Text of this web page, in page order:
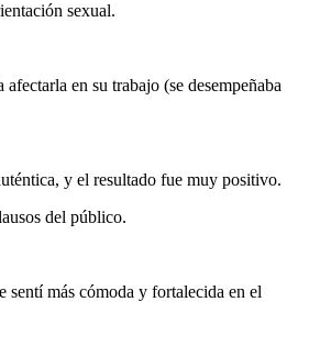
sexual.
en su trabajo (se desempeñaba
y el resultado fue muy positivo.
del público.
sentí más cómoda y fortalecida en el